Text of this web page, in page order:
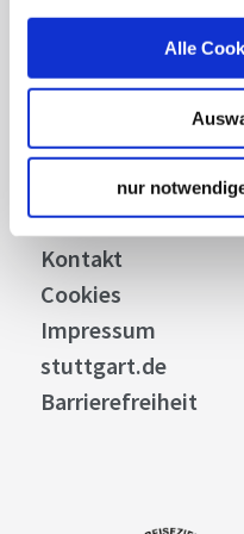
Alle
nur
Stuttgart
Allgemeine
Datenschutz
Widerruf
Kontakt
Cookies
Impressum
stuttgart.de
Barrierefreiheit